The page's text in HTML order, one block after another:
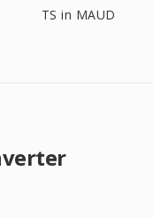
TS in MAUD